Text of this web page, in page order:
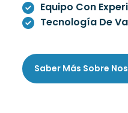
Equipo Con
Tecnología De
Saber Más Sobre